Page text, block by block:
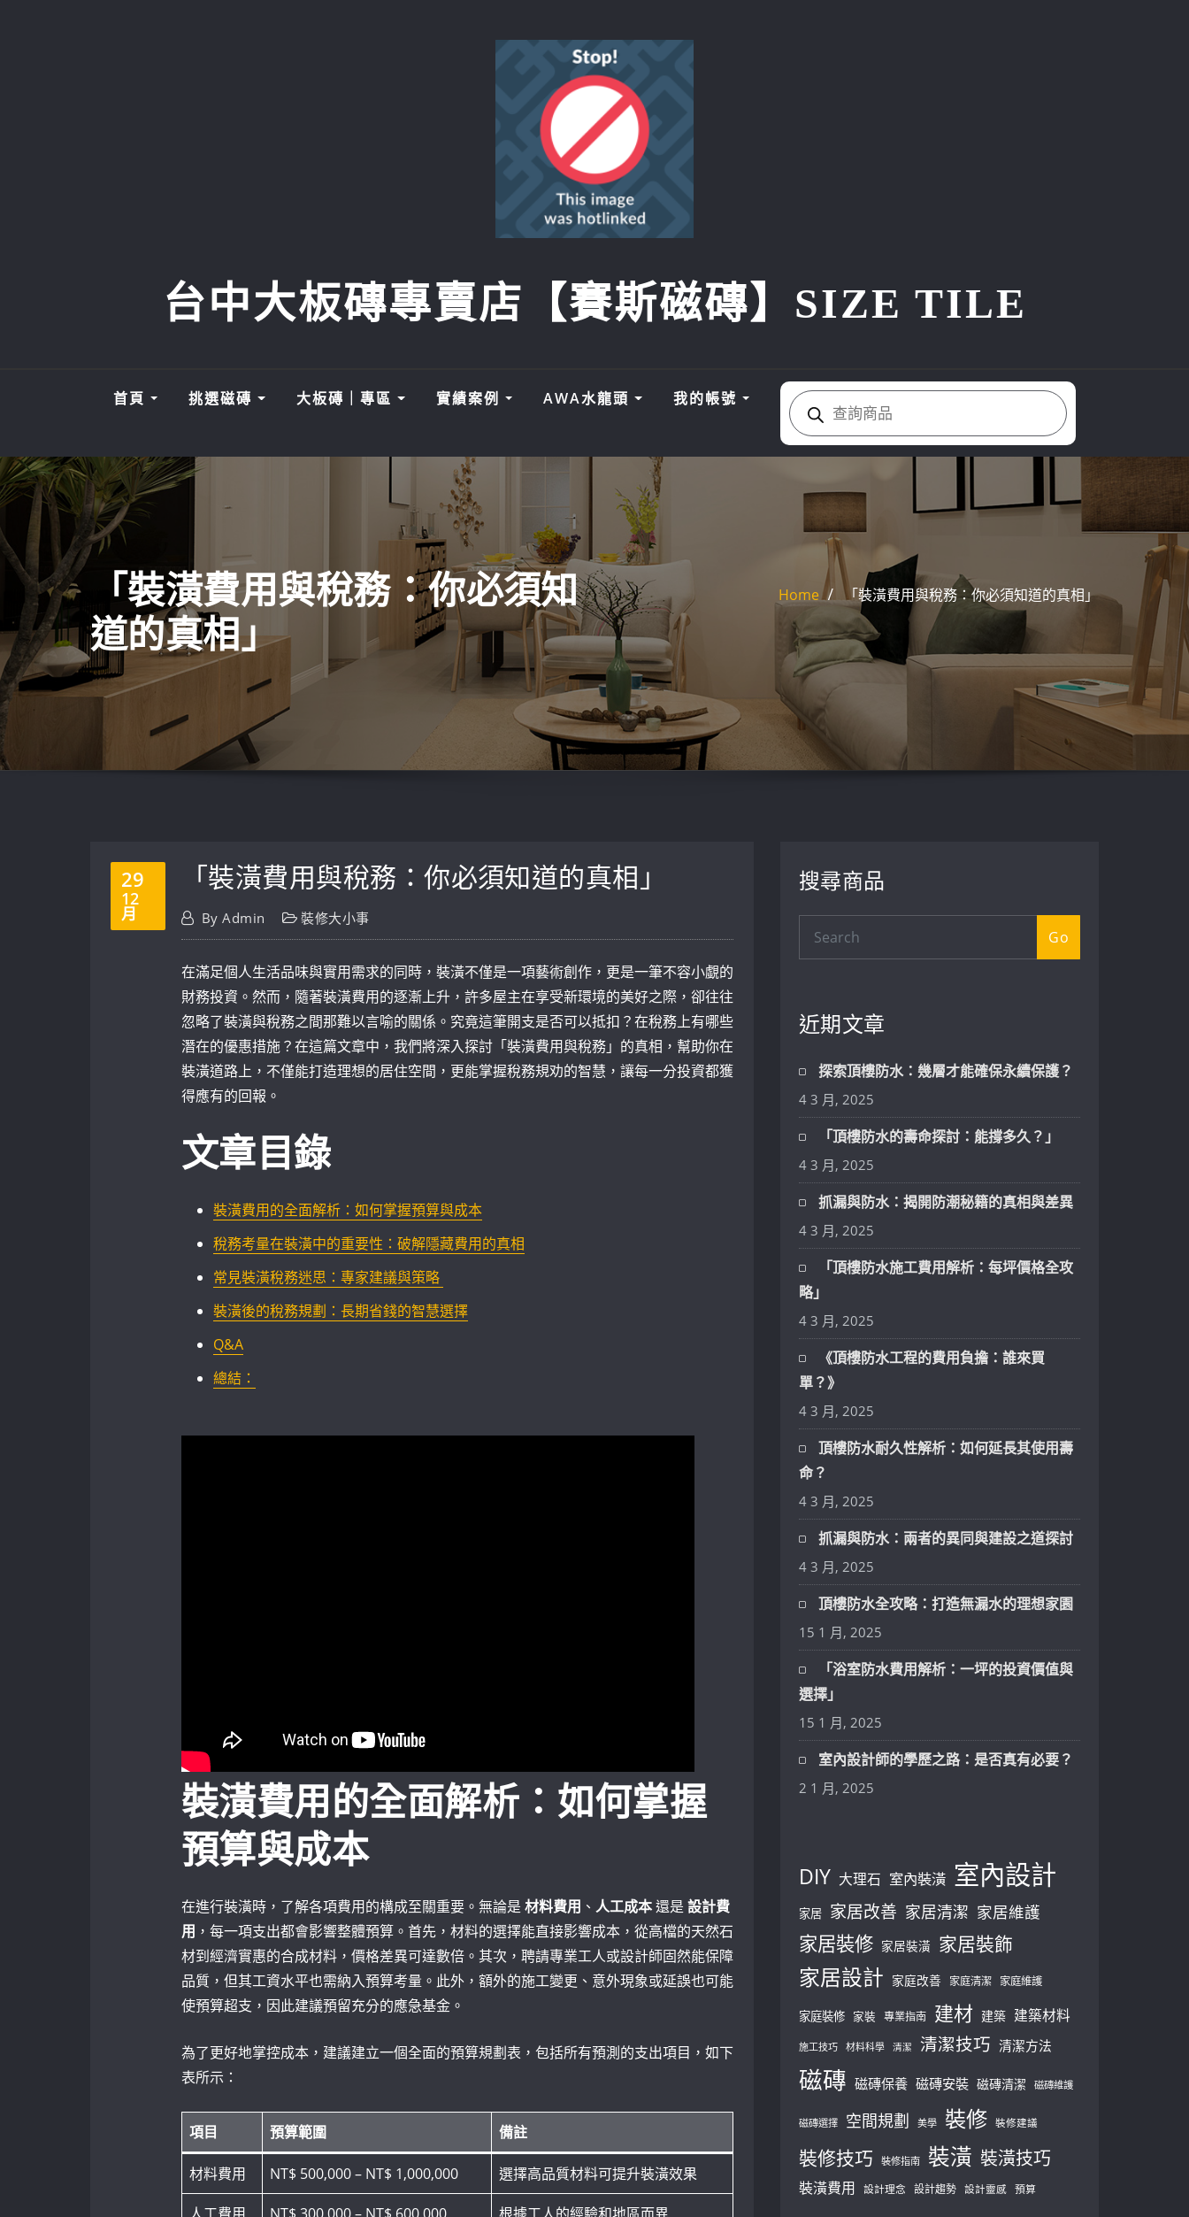
台中大板磚專賣店【賽斯磁磚】SIZE TILE
首頁 挑選磁磚 大板磚｜專區 實績案例 AWA水龍頭 我的帳號 Products
search
「裝潢費用與稅務：你必須知
道的真相」
Home 「裝潢費用與稅務：你必須知道的真相」
29
12
月
「裝潢費用與稅務：你必須知道的真相」
ByAdmin 裝修大小事
在滿足個人生活品味與實用需求的同時，裝潢不僅是一項藝術創作，更是一筆不容小覷的
財務投資。然而，隨著裝潢費用的逐漸上升，許多屋主在享受新環境的美好之際，卻往往
忽略了裝潢與稅務之間那難以言喻的關係。究竟這筆開支是否可以抵扣？在稅務上有哪些
潛在的優惠措施？在這篇文章中，我們將深入探討「裝潢費用與稅務」的真相，幫助你在
裝潢道路上，不僅能打造理想的居住空間，更能掌握稅務規劝的智慧，讓每一分投資都獲
得應有的回報。
文章目錄
裝潢費用的全面解析：如何掌握預算與成本
稅務考量在裝潢中的重要性：破解隱藏費用的真相
常見裝潢稅務迷思：專家建議與策略 ‌
裝潢後的稅務規劃：長期省錢的智慧選擇
Q&A
總結：
裝潢費用的全面解析：如何掌握
預算與成本
在進行裝潢時，了解各項費用的構成至關重要。無論是 材料費用 、 人工成本還是⁢ 設計費
用 ，每一項支出都會影響整體預算。首先，材料的選擇能直接影響成本，從高檔的天然石
材到經濟實惠的合成材料，價格差異可達數倍。其次，聘請專業工人或設計師固然能保障
品質，但其工資水平也需納入預算考量。此外，額外的施工變更、意外現象或延誤也可能
使預算超支，因此建議預留充分的應急基金。
為了更好地掌控成本，建議建立一個全面的預算規劃表，包括所有預測的支出項目，如下
表所示：
項目 預算範圍 備註
材料費用 NT$ 500,000 – NT$ 1,000,000 選擇高品質材料可提升裝潢效果
搜尋商品
Go
近期文章
探索頂樓防水：幾層才能確保永續保護？
4 3 月, 2025
「頂樓防水的壽命探討：能撐多久？」
4 3 月, 2025
抓漏與防水：揭開防潮秘籍的真相與差異
4 3 月, 2025
「頂樓防水施工費用解析：每坪價格全攻
略」
4 3 月, 2025
《頂樓防水工程的費用負擔：誰來買
單？》
4 3 月, 2025
頂樓防水耐久性解析：如何延長其使用壽
命？
4 3 月, 2025
抓漏與防水：兩者的異同與建設之道探討
4 3 月, 2025
頂樓防水全攻略：打造無漏水的理想家園
15 1 月, 2025
「浴室防水費用解析：一坪的投資價值與
選擇」
15 1 月, 2025
室內設計師的學歷之路：是否真有必要？
2 1 月, 2025
DIY 大理石 室內裝潢 室內設計
家居 家居改善 家居清潔 家居維護
家居裝修 家居裝潢 家居裝飾
家居設計 家庭改善 家庭清潔 家庭維護
家庭裝修 家裝 專業指南 建材 建築 建築材料
施工技巧 材料科學 清潔 清潔技巧 清潔方法
磁磚 磁磚保養 磁磚安裝 磁磚清潔 磁磚維護
磁磚選擇 空間規劃 美學 裝修 裝修建議
裝修技巧 裝修指南 裝潢 裝潢技巧
裝潢費用 設計理念 設計趨勢 設計靈感 預算